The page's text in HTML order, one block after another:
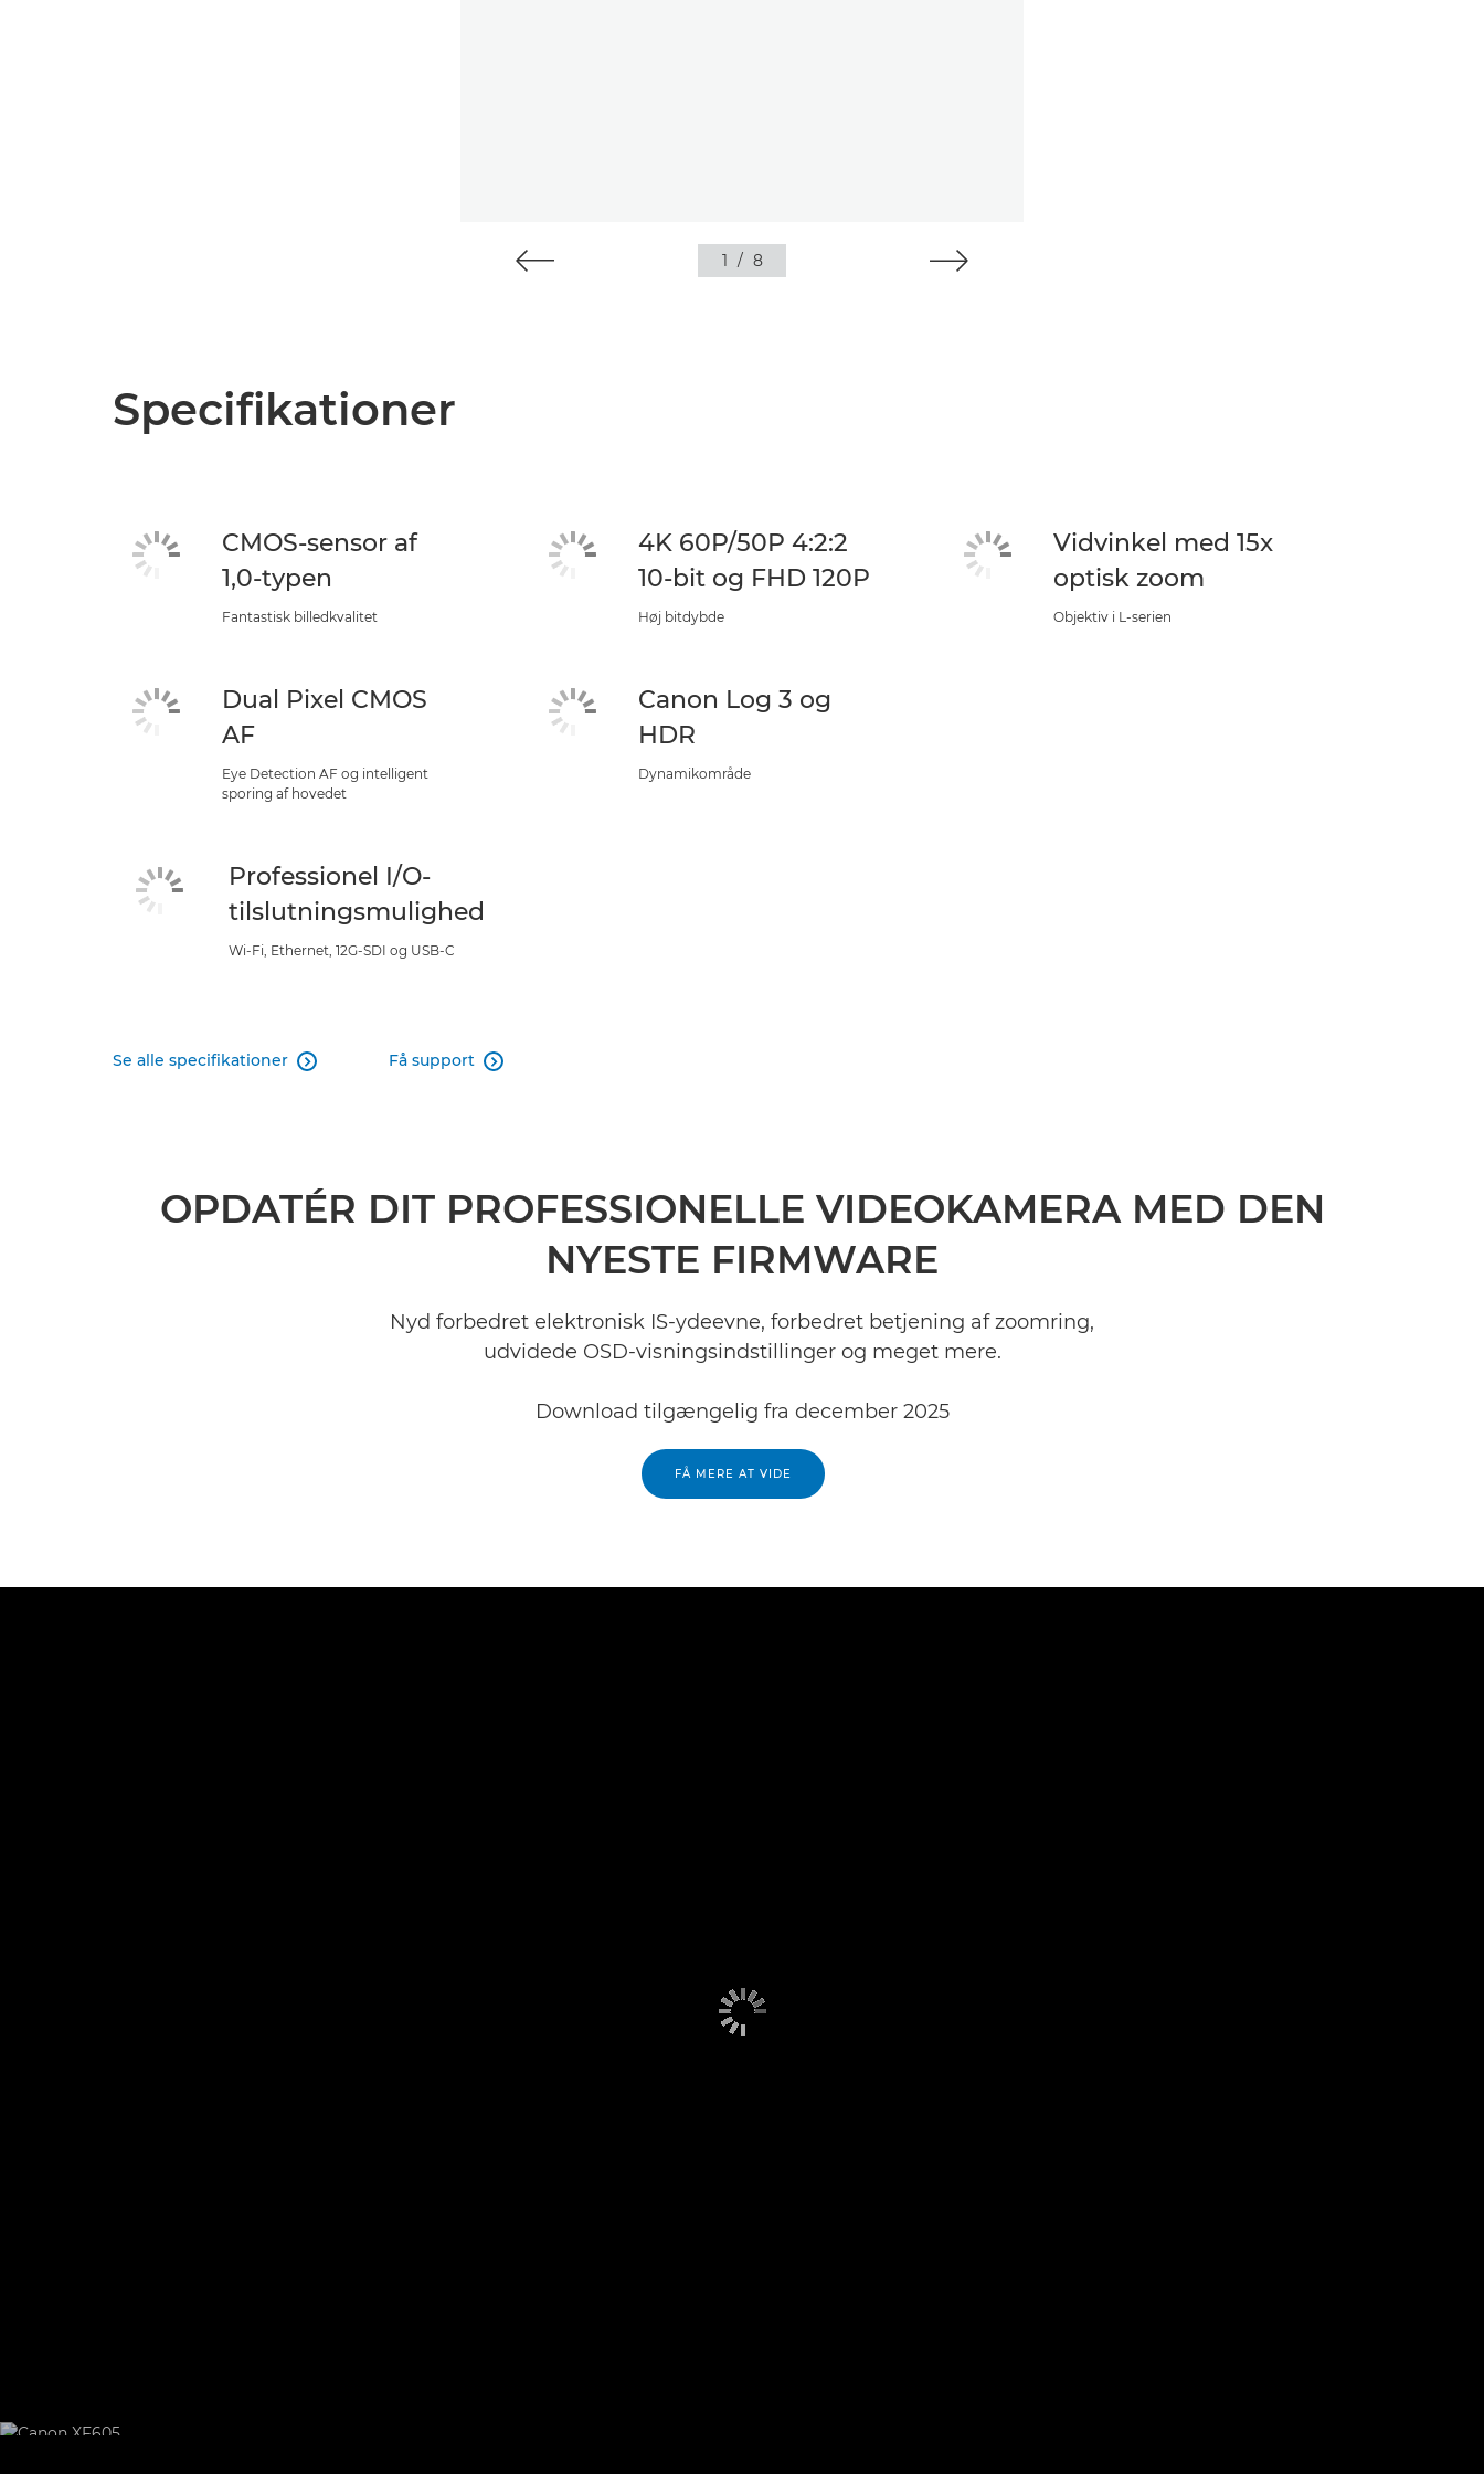
1 / 8
Specifikationer
CMOS-sensor af
1,0-typen
Fantastisk billedkvalitet
4K 60P/50P 4:2:2
10-bit og FHD 120P
Høj bitdybde
Vidvinkel med 15x
optisk zoom
Objektiv i L-serien
Dual Pixel CMOS
AF
Eye Detection AF og intelligent
sporing af hovedet
Canon Log 3 og
HDR
Dynamikområde
Professionel I/O-
tilslutningsmulighed
Wi-Fi, Ethernet, 12G-SDI og USB-C
Se alle specifikationer  Få support 
OPDATÉR DIT PROFESSIONELLE VIDEOKAMERA MED DEN
NYESTE FIRMWARE
Nyd forbedret elektronisk IS-ydeevne, forbedret betjening af zoomring,
udvidede OSD-visningsindstillinger og meget mere.
Download tilgængelig fra december 2025
FÅ MERE AT VIDE